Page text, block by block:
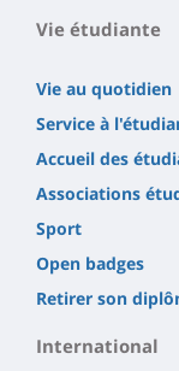
Vie étudiante
Vie au quotidien
Service à
Accueil des
Associations
Sport
Open badges
Retirer son
International